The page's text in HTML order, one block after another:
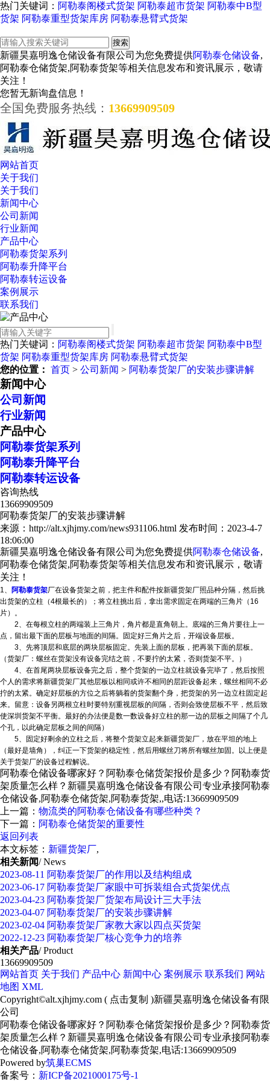
热门关键词： 阿勒泰阁楼式货架 阿勒泰超市货架 阿勒泰中B型
货架 阿勒泰重型货架库房 阿勒泰悬臂式货架
新疆昊嘉明逸仓储设备有限公司为您免费提供阿勒泰仓储设备,
阿勒泰仓储货架,阿勒泰货架等相关信息发布和资讯展示，敬请
关注！
您暂无新询盘信息！
全国免费服务热线： 13669909509
网站首页
关于我们
关于我们
新闻中心
公司新闻
行业新闻
产品中心
阿勒泰货架系列
阿勒泰升降平台
阿勒泰转运设备
案例展示
联系我们
热门关键词： 阿勒泰阁楼式货架 阿勒泰超市货架 阿勒泰中B型
货架 阿勒泰重型货架库房 阿勒泰悬臂式货架
您的位置： 首页 > 公司新闻 > 阿勒泰货架厂的安装步骤讲解
新闻中心
公司新闻
行业新闻
产品中心
阿勒泰货架系列
阿勒泰升降平台
阿勒泰转运设备
咨询热线
13669909509
阿勒泰货架厂的安装步骤讲解
来源：http://alt.xjhjmy.com/news931106.html 发布时间：2023-4-7
18:06:00
新疆昊嘉明逸仓储设备有限公司为您免费提供阿勒泰仓储设备,
阿勒泰仓储货架,阿勒泰货架等相关信息发布和资讯展示，敬请
关注！
1、 阿勒泰货架厂在设备货架之前，把主件和配件按新疆货架厂照品种分隔，然后挑
出货架的立柱（4根最长的）；将立柱挑出后，拿出需求固定在两端的三角片（16
片）。
2、在每根立柱的两端装上三角片，角片都是直角朝上。底端的三角片要往上一
点，留出最下面的层板与地面的间隔。固定好三角片之后，开端设备层板。
3、先将顶层和底层的两块层板固定。先装上面的层板，把再装下面的层板。
（货架厂：螺丝在货架没有设备完结之前，不要拧的太紧，否则货架不平。）
4、在首尾两块层板设备完之后，整个货架的一边立柱就设备完毕了，然后按照
个人的需求将新疆货架厂其他层板以相同或许不相同的层距设备起来，螺丝相同不必
拧的太紧。确定好层板的方位之后将躺着的货架翻个身，把货架的另一边立柱固定起
来。留意：设备另两根立柱时要特别重视层板的间隔，否则会致使层板不平，然后致
使深圳货架不平衡。最好的办法便是数一数设备好立柱的那一边的层板之间隔了个几
个孔，以此确定层板之间的间隔）
5、固定好剩余的立柱之后，将整个货架立起来新疆货架厂 ，放在平坦的地上
（最好是墙角），纠正一下货架的稳定性，然后用螺丝刀将所有螺丝加固。以上便是
关于货架厂的设备过程解说。
阿勒泰仓储设备哪家好？阿勒泰仓储货架报价是多少？阿勒泰货
架质量怎么样？新疆昊嘉明逸仓储设备有限公司专业承接阿勒泰
仓储设备,阿勒泰仓储货架,阿勒泰货架,,电话:13669909509
上一篇： 物流类的阿勒泰仓储设备有哪些种类？
下一篇： 阿勒泰仓储货架的重要性
返回列表
本文标签： 新疆货架厂,
相关新闻/ News
2023-08-11 阿勒泰货架厂的作用以及结构组成
2023-06-17 阿勒泰货架厂家眼中可拆装组合式货架优点
2023-04-23 阿勒泰货架厂货架布局设计三大手法
2023-04-07 阿勒泰货架厂的安装步骤讲解
2023-02-04 阿勒泰货架厂家教大家以四点买货架
2022-12-23 阿勒泰货架厂核心竞争力的培养
相关产品/ Product
13669909509
网站首页 关于我们 产品中心 新闻中心 案例展示 联系我们 网站
地图 XML
Copyright©alt.xjhjmy.com ( 点击复制 )新疆昊嘉明逸仓储设备有限
公司
阿勒泰仓储设备哪家好？阿勒泰仓储货架报价是多少？阿勒泰货
架质量怎么样？新疆昊嘉明逸仓储设备有限公司专业承接阿勒泰
仓储设备,阿勒泰仓储货架,阿勒泰货架,电话:13669909509
Powered by筑巢ECMS
备案号： 新ICP备2021000175号-1